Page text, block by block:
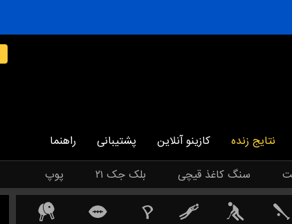
نتایج زنده کازینو آنلاین پشتیبانی راهنما
سنگ کاغذ قیچی بلک جک ۲۱ پوپ